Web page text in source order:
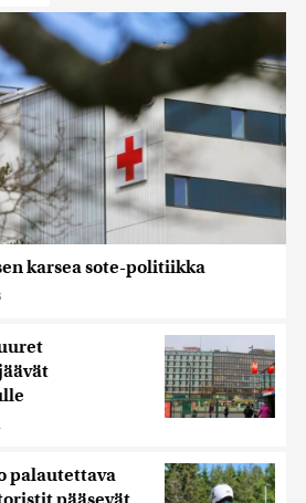
karsea sote-politiikka
palautettava